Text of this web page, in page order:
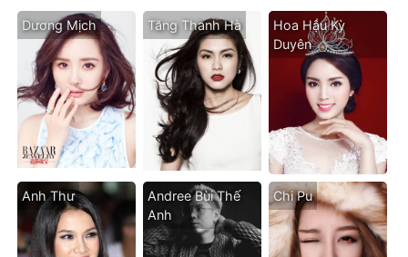
Dương Mịch Tăng Thanh Hà
Hoa Hậu Kỳ
Duyên
Anh Thư
Andree Bùi Thế
Anh
Chi Pu